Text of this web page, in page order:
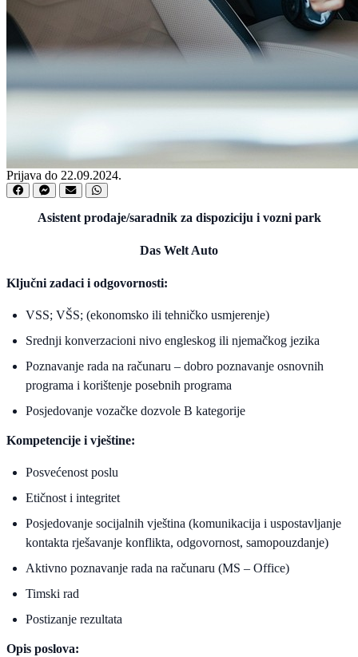
Prijava do 22.09.2024.
Asistent prodaje/saradnik za dispoziciju i vozni park
Das Welt Auto
Ključni zadaci i odgovornosti:
VSS; VŠS; (ekonomsko ili tehničko usmjerenje)
Srednji konverzacioni nivo engleskog ili njemačkog jezika
Poznavanje rada na računaru – dobro poznavanje osnovnih
programa i korištenje posebnih programa
Posjedovanje vozačke dozvole B kategorije
Kompetencije i vještine:
Posvećenost poslu
Etičnost i integritet
Posjedovanje socijalnih vještina (komunikacija i uspostavljanje
kontakta rješavanje konflikta, odgovornost, samopouzdanje)
Aktivno poznavanje rada na računaru (MS – Office)
Timski rad
Postizanje rezultata
Opis poslova: